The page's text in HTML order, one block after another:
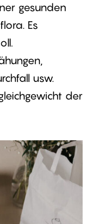
gesunden
Es
usw.
der